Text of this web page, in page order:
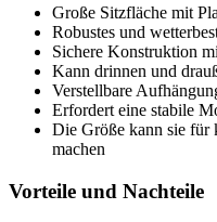
Große Sitzfläche mit
Robustes und
Sichere Konstruktion
Kann drinnen und
Verstellbare
Erfordert eine stabile
Die Größe kann sie für
machen
Vorteile und Nachteile